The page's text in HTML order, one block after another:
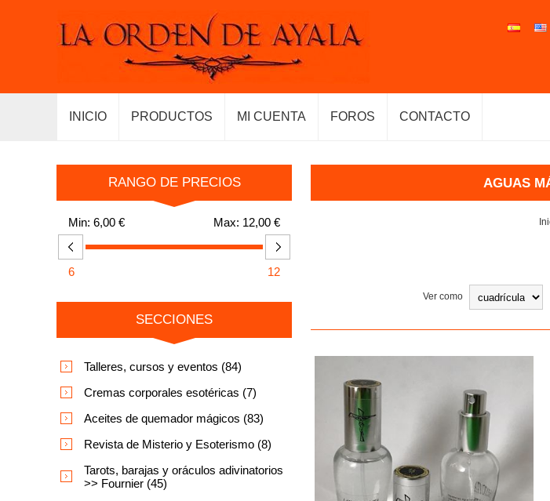
INICIO PRODUCTOS MI CUENTA FOROS CONTACTO
AGUAS
Ver como
RANGO DE PRECIOS
Min: 6,00 € Max: 12,00 €
6 12
SECCIONES
Talleres, cursos y eventos (84)
Cremas corporales esotéricas (7)
Aceites de quemador mágicos (83)
Revista de Misterio y Esoterismo (8)
Tarots, barajas y oráculos adivinatorios
>> Fournier (45)